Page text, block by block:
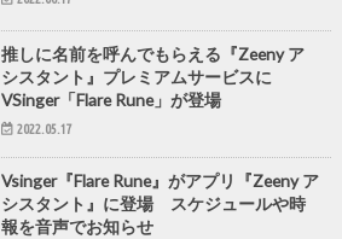
推しに名前を呼んでもらえる『Zeeny ア
シスタント』プレミアムサービスに
VSinger「Flare Rune」が登場
2022.05.17
Vsinger『Flare Rune』がアプリ『Zeeny ア
シスタント』に登場 スケジュールや時
報を音声でお知らせ